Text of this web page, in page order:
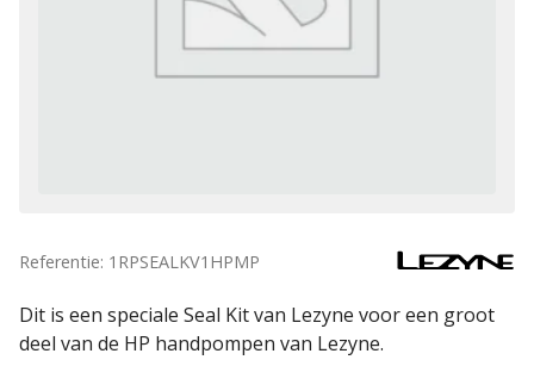
Referentie: 1RPSEALKV1HPMP
Dit is een speciale Seal Kit van Lezyne voor een groot
deel van de HP handpompen van Lezyne.